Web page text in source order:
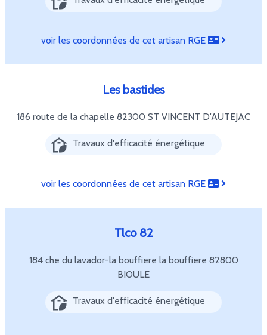
voir les coordonnées de cet artisan RGE
Les bastides
186 route de la chapelle 82300 ST VINCENT D'AUTEJAC
Travaux d'efficacité énergétique
voir les coordonnées de cet artisan RGE
Tlco 82
184 che du lavador-la bouffiere la bouffiere 82800
BIOULE
Travaux d'efficacité énergétique